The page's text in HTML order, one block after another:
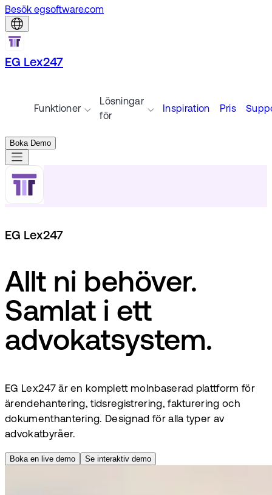
Besök egsoftware.com
EG Lex247
Funktioner
Lösningar
för
Inspiration Pris
Boka Demo
EG Lex247
Allt ni behöver.
Samlat i ett
advokatsystem.
EG Lex247 är en komplett molnbaserad plattform för
ärendehantering, tidsregistrering, fakturering och
dokumenthantering. Designad för alla typer av
advokatbyråer.
Boka en live demo Se interaktiv demo